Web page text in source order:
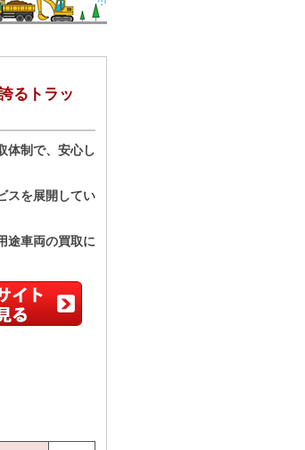
るトラッ
体制で、安心し
スを展開してい
途車両の買取に